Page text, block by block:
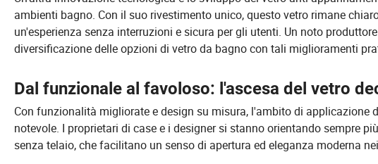
ambienti bagno. Con il suo rivestimento unico, questo vetro rimane
un'esperienza senza interruzioni e sicura per gli utenti. Un noto
diversificazione delle opzioni di vetro da bagno con tali miglioramenti
Dal funzionale al favoloso: l'ascesa del vetro
Con funzionalità migliorate e design su misura, l'ambito di applicazione
notevole. I proprietari di case e i designer si stanno orientando sempre
senza telaio, che facilitano un senso di apertura ed eleganza moderna